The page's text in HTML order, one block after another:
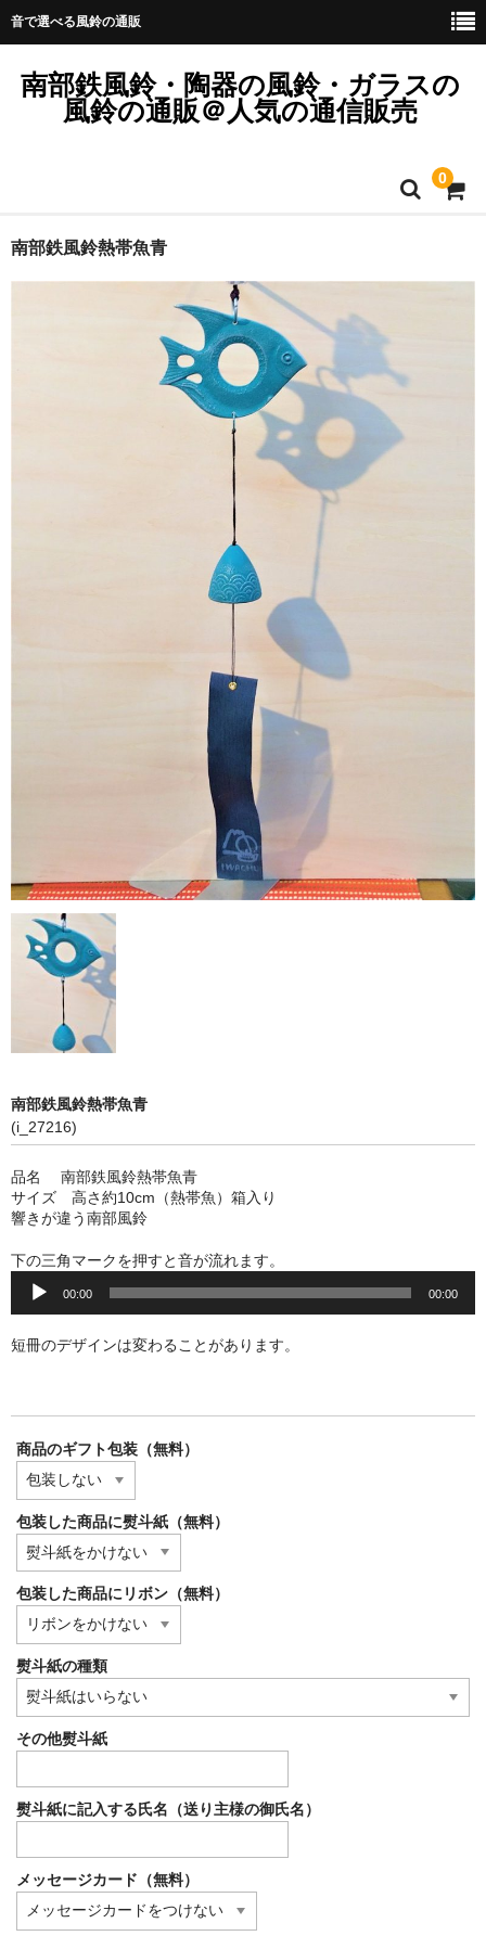
音で選べる風鈴の通販
南部鉄風鈴・陶器の風鈴・ガラスの
風鈴の通販＠人気の通信販売
0
ホーム
陶器のすぎうら営業時間
送料と納期と在庫につきまして
商品のリクエスト・お問い合わせは？
南部鉄風鈴熱帯魚青
南部鉄風鈴熱帯魚青
(i_27216)
品名 南部鉄風鈴熱帯魚青
サイズ 高さ約10cm（熱帯魚）箱入り
響きが違う南部風鈴
下の三角マークを押すと音が流れます。
プ
レ
00:00 00:00
短冊のデザインは変わることがあります。
商品のギフト包装（無料）
包装した商品に熨斗紙（無料）
包装した商品にリボン（無料）
熨斗紙の種類
その他熨斗紙
熨斗紙に記入する氏名（送り主様の御氏名）
メッセージカード（無料）